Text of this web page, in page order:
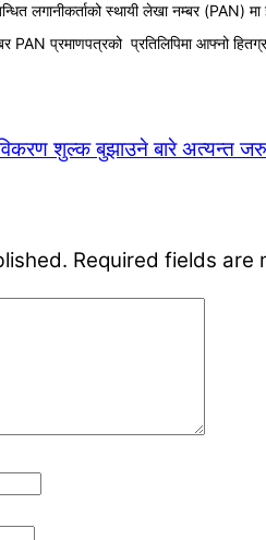
लगानीकर्ताको स्थायी लेखा नम्बर (PAN)
PAN प्रमाणपत्रको प्रतिलिपिमा आफ्नो
शुल्क बुझाउने बारे अत्यन्त
Required fields are